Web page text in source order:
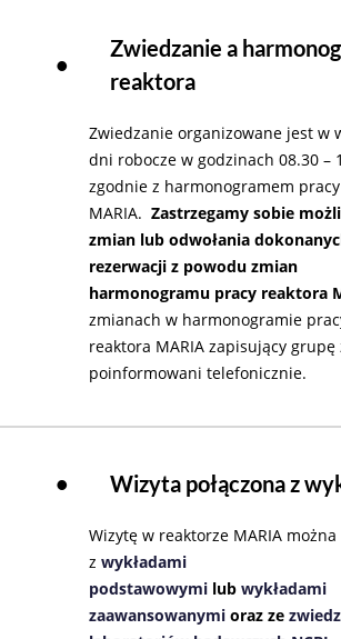
•
Zwiedzanie a
reaktora
Zwiedzanie organizowane jest w
dni robocze w godzinach 08.30 –
zgodnie z harmonogramem
MARIA. Zastrzegamy sobie
zmian lub odwołania
rezerwacji z powodu zmian
harmonogramu pracy reaktora
zmianach w harmonogramie
reaktora MARIA zapisujący grupę
poinformowani telefonicznie.
• Wizyta połączona z
Wizytę w reaktorze MARIA można
z wykładami
podstawowymi lub wykładami
zaawansowanymi oraz ze